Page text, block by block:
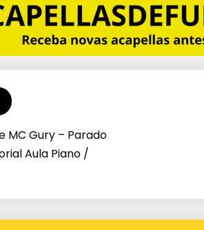
MC Gury – Parado
Aula Piano /